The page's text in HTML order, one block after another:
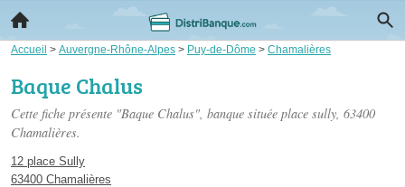
Accueil > Auvergne-Rhône-Alpes > Puy-de-Dôme > Chamalières
Baque Chalus
Cette fiche présente "Baque Chalus", banque située place sully, 63400
Chamalières.
12 place Sully
63400 Chamalières